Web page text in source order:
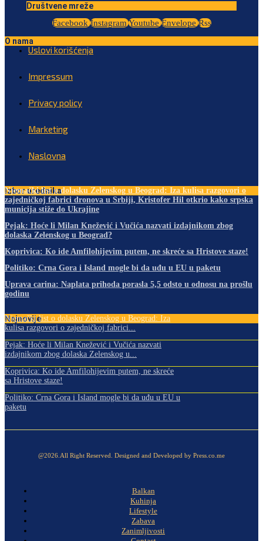
Društvene mreže
Facebook Instagram Youtube Envelope Rss
O nama
Uslovi korišćenja
Impressum
Privacy policy
Marketing
Naslovna
Izbor urednika
Njemački list o dolasku Zelenskog u Beograd: Iza kulisa razgovori o
zajedničkoj fabrici dronova u Srbiji, Kristofer Hil otkrio kako srpska
municija stiže do Ukrajine
Pejak: Hoće li Milan Knežević i Vučića nazvati izdajnikom zbog
dolaska Zelenskog u Beograd?
Koprivica: Ko ide Amfilohijevim putem, ne skreće sa Hristove staze!
Politiko: Crna Gora i Island mogle bi da uđu u EU u paketu
Uprava carina: Naplata prihoda porasla 5,5 odsto u odnosu na prošlu
godinu
Najnovije
Njemački list o dolasku Zelenskog u Beograd: Iza
kulisa razgovori o zajedničkoj fabrici...
Pejak: Hoće li Milan Knežević i Vučića nazvati
izdajnikom zbog dolaska Zelenskog u...
Koprivica: Ko ide Amfilohijevim putem, ne skreće
sa Hristove staze!
Politiko: Crna Gora i Island mogle bi da uđu u EU u
paketu
@2026.All Right Reserved. Designed and Developed by Press.co.me
Balkan
Kuhinja
Lifestyle
Zabava
Zanimljivosti